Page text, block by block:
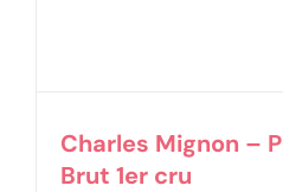
Charles Mignon –
Brut 1er cru